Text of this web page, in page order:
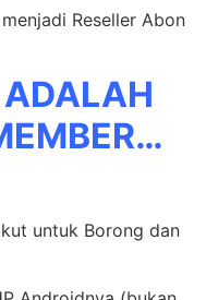
Reseller Abon
untuk Borong dan